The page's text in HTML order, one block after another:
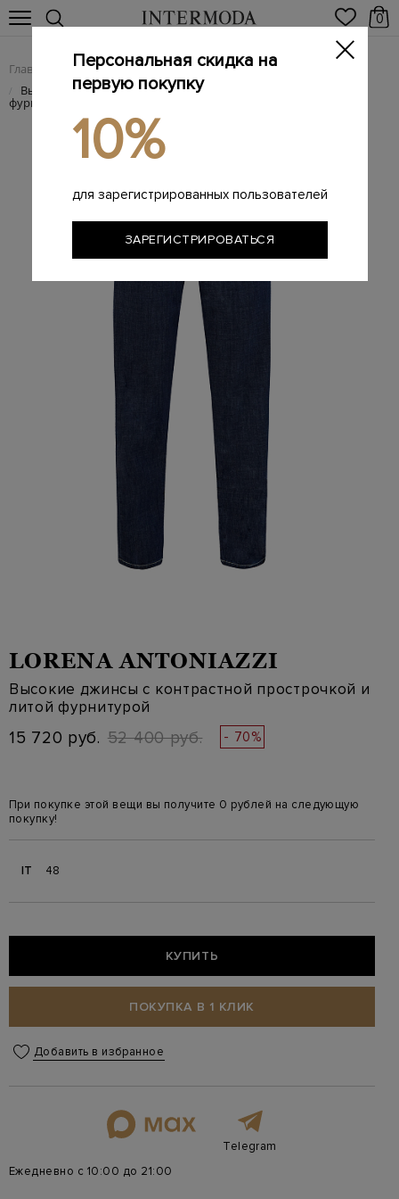
0
Главная Женщинам / Женская одежда / Женские джинсы
/ Высокие джинсы с контрастной прострочкой и литой
фурнитурой
LORENA ANTONIAZZI
Высокие джинсы с контрастной прострочкой и
литой фурнитурой
15 720 руб. 52 400 руб. - 70%
При покупке этой вещи вы получите 0 рублей на следующую
покупку!
IT 48
КУПИТЬ
ПОКУПКА В 1 КЛИК
Добавить в избранное
Telegram
Ежедневно с 10:00 до 21:00
Персональная скидка на
первую покупку
10%
для зарегистрированных пользователей
ЗАРЕГИСТРИРОВАТЬСЯ